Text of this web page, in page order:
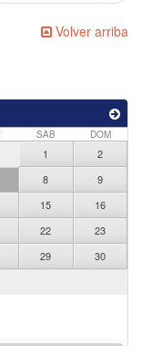
Volver arriba
SAB DOM
1
2
8
9
15
16
22
23
29
30